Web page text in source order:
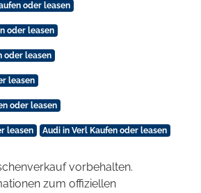
oder leasen
oder leasen
oder leasen
leasen
oder leasen
leasen Audi in Verl Kaufen oder leasen
vorbehalten.
zum offiziellen